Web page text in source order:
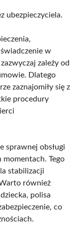
ubezpieczyciela.
w
zależy od
Dlatego
zaznajomiły się z
procedury
sprawnej obsługi
Tego
stabilizacji
również
polisa
co